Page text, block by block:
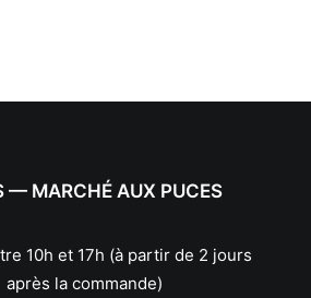
— MARCHÉ AUX PUCES
10h et 17h (à partir de 2 jours
après la commande)